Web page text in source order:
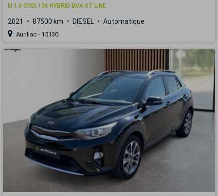
III 1.6 CRDI 136 HYBRID BVA GT LINE
2021 87500 km DIESEL Automatique
Aurillac - 15130